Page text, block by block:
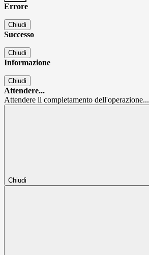
Errore
Chiudi
Successo
Chiudi
Informazione
Chiudi
Attendere...
Attendere il completamento dell'operazione...
Chiudi